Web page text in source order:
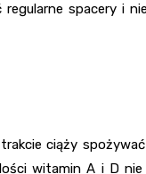
spacery i
ciąży
witamin A i D